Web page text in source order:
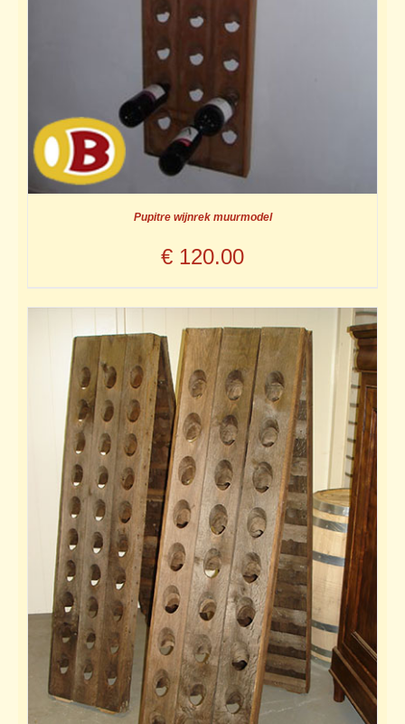
Pupitre wijnrek muurmodel
€ 120.00